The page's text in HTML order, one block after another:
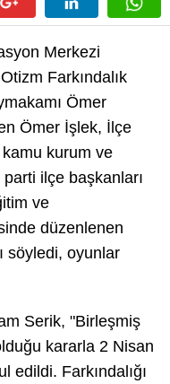
Merkezi
Farkındalık
Ömer
Ömer İşlek, İlçe
kamu kurum ve
ilçe başkanları
ve
düzenlenen
söyledi, oyunlar
Serik, "Birleşmiş
kararla 2 Nisan
edildi. Farkındalığı